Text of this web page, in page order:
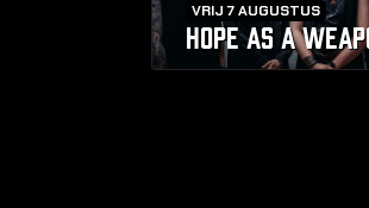
VRIJ 7 AUGUSTUS
HOPE AS A